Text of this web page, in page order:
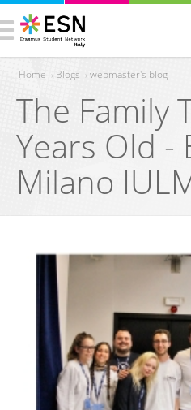
You are here
Home › Blogs › webmaster's blog
The Family
Years Old -
Milano